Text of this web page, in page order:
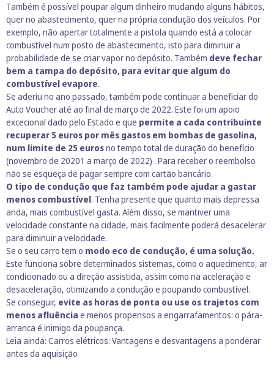
Também é possível poupar algum dinheiro mudando alguns hábitos,
quer no abastecimento, quer na própria condução dos veículos. Por
exemplo, não apertar totalmente a pistola quando está a colocar
combustível num posto de abastecimento, isto para diminuir a
probabilidade de se criar vapor no depósito. Também deve fechar
bem a tampa do depósito, para evitar que algum do
combustível evapore.
Se aderiu no ano passado, também pode continuar a beneficiar do
Auto Voucher até ao final de março de 2022. Este foi um apoio
excecional dado pelo Estado e que permite a cada contribuinte
recuperar 5 euros por mês gastos em bombas de gasolina,
num limite de 25 eurosno tempo total de duração do benefício
(novembro de 20201 a março de 2022) . Para receber o reembolso
não se esqueça de pagar sempre com cartão bancário.
O tipo de condução que faz também pode ajudar a gastar
menos combustível. Tenha presente que quanto mais depressa
anda, mais combustível gasta. Além disso, se mantiver uma
velocidade constante na cidade, mais facilmente poderá desacelerar
para diminuir a velocidade.
Se o seu carro tem o modo eco de condução, é uma solução.
Este funciona sobre determinados sistemas, como o aquecimento, ar
condicionado ou a direção assistida, assim como na aceleração e
desaceleração, otimizando a condução e poupando combustível.
Se conseguir, evite as horas de ponta ou use os trajetos com
menos afluência e menos propensos a engarrafamentos: o pára-
arranca é inimigo da poupança.
Leia ainda: Carros elétricos: Vantagens e desvantagens a ponderar
antes da aquisição